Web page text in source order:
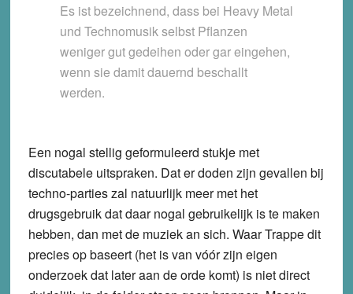
Es ist bezeichnend, dass bei Heavy Metal
und Technomusik selbst Pflanzen
weniger gut gedeihen oder gar eingehen,
wenn sie damit dauernd beschallt
werden.
Een nogal stellig geformuleerd stukje met
discutabele uitspraken. Dat er doden zijn gevallen bij
techno-parties zal natuurlijk meer met het
drugsgebruik dat daar nogal gebruikelijk is te maken
hebben, dan met de muziek an sich. Waar Trappe dit
precies op baseert (het is van vóór zijn eigen
onderzoek dat later aan de orde komt) is niet direct